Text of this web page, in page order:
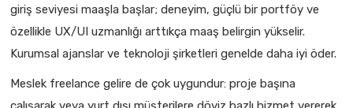
giriş seviyesi maaşla başlar; deneyim, güçlü bir portföy ve
özellikle UX/UI uzmanlığı arttıkça maaş belirgin yükselir.
Kurumsal ajanslar ve teknoloji şirketleri genelde daha iyi öder.
Meslek freelance gelire de çok uygundur: proje başına